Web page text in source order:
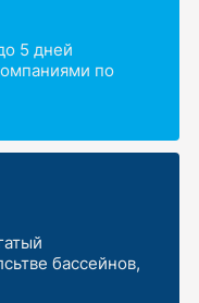
5 дней
по
бассейнов,